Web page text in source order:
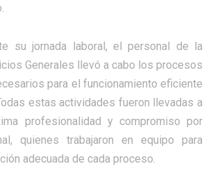
su jornada laboral, el personal de la
Generales llevó a cabo los procesos
para el funcionamiento eficiente
estas actividades fueron llevadas a
profesionalidad y compromiso por
quienes trabajaron en equipo para
adecuada de cada proceso.